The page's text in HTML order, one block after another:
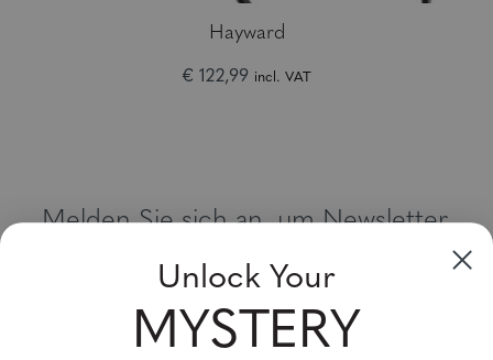
Hayward
€ 122,99 incl. VAT
Melden Sie sich an, um Newsletter,
Sonderangebote und Gutscheine zu
erhalten
Bitte geben Sie Ihre E-Mail Adresse ein und abonnieren Sie!
Unlock Your
MYSTERY